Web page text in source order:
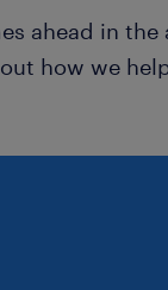
週休2日制）
7時間45分・休
ど
ahead in
how we